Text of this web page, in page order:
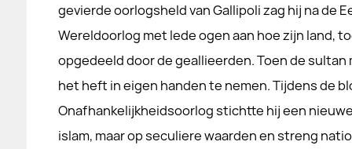
gevierde oorlogsheld van Gallipoli zag hij na de
Wereldoorlog met lede ogen aan hoe zijn land,
opgedeeld door de geallieerden. Toen de
het heft in eigen handen te nemen. Tijdens de
Onafhankelijkheidsoorlog stichtte hij een
islam, maar op seculiere waarden en streng